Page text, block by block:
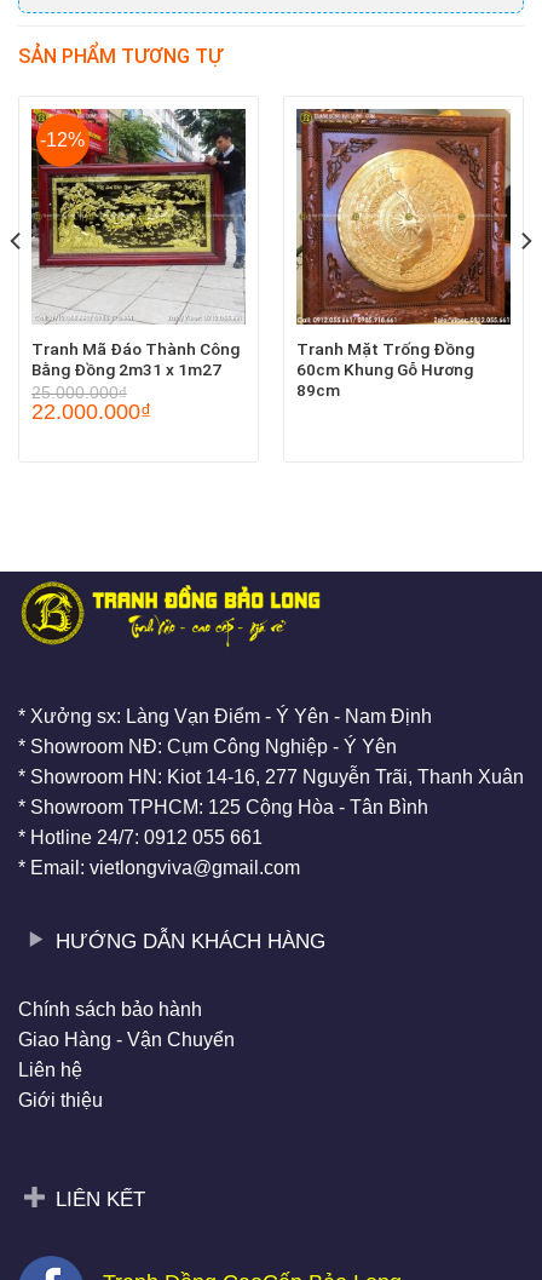
SẢN PHẨM TƯƠNG TỰ
-12%
Tranh Mã Đáo Thành Công
Bằng Đồng 2m31 x 1m27
25.000.000₫
22.000.000₫
Tranh Mặt Trống Đồng
60cm Khung Gỗ Hương
89cm
* Xưởng sx: Làng Vạn Điểm - Ý Yên - Nam Định
* Showroom NĐ: Cụm Công Nghiệp - Ý Yên
* Showroom HN: Kiot 14-16, 277 Nguyễn Trãi, Thanh Xuân
* Showroom TPHCM: 125 Cộng Hòa - Tân Bình
* Hotline 24/7: 0912 055 661
* Email: vietlongviva@gmail.com
HƯỚNG DẪN KHÁCH HÀNG
Chính sách bảo hành
Giao Hàng - Vận Chuyển
Liên hệ
Giới thiệu
LIÊN KẾT